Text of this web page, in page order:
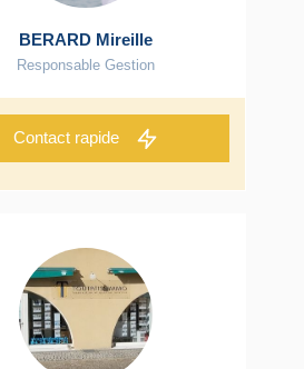
BERARD Mireille
Responsable Gestion
Contact rapide